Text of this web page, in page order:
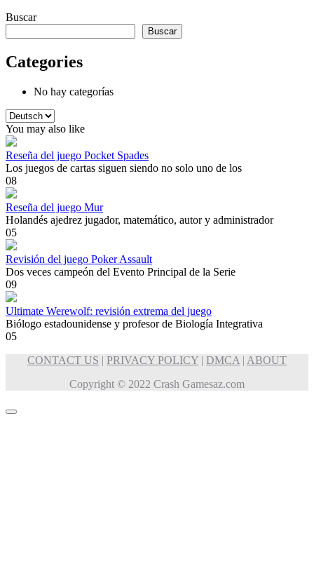
Buscar
Buscar
Categories
No hay categorías
Elegir
un
idioma
You may also like
Reseña del juego Pocket Spades
Los juegos de cartas siguen siendo no solo uno de los
08
Reseña del juego Mur
Holandés ajedrez jugador, matemático, autor y administrador
05
Revisión del juego Poker Assault
Dos veces campeón del Evento Principal de la Serie
09
Ultimate Werewolf: revisión extrema del juego
Biólogo estadounidense y profesor de Biología Integrativa
05
CONTACT US | PRIVACY POLICY | DMCA | ABOUT
Copyright © 2022 Crash Gamesaz.com